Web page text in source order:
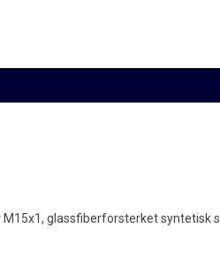
glassfiberforsterket